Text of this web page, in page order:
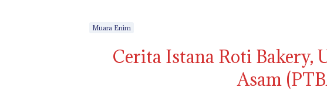
Muara Enim
Cerita Istana Roti Bakery,
Asam